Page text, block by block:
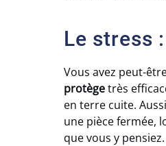
Le stress
Vous avez peut-
protègetrès
en terre cuite.
une pièce fermée,
que vous y pensiez.